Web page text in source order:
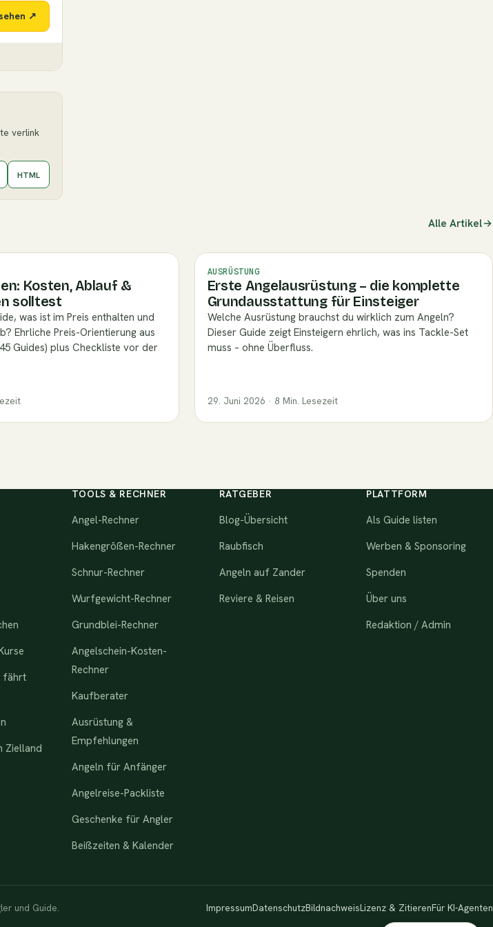
↗
verlink
angelguide.de/blog/angeln-im-gewitter-sicherheit)
HTML
Alle Artikel
Kosten, Ablauf &
solltest
was ist im Preis enthalten und
Ehrliche Preis-Orientierung aus
Guides) plus Checkliste vor der
AUSRÜSTUNG
Erste Angelausrüstung – die komplette
Grundausstattung für Einsteiger
Welche Ausrüstung brauchst du wirklich zum Angeln?
Dieser Guide zeigt Einsteigern ehrlich, was ins Tackle-Set
muss – ohne Überfluss.
29. Juni 2026 · 8 Min. Lesezeit
fährt
Zielland
TOOLS & RECHNER
Angel-Rechner
Hakengrößen-Rechner
Schnur-Rechner
Wurfgewicht-Rechner
Grundblei-Rechner
Angelschein-Kosten-
Rechner
Kaufberater
Ausrüstung &
Empfehlungen
Angeln für Anfänger
Angelreise-Packliste
Geschenke für Angler
Beißzeiten & Kalender
RATGEBER
Blog-Übersicht
Raubfisch
Angeln auf Zander
Reviere & Reisen
PLATTFORM
Als Guide listen
Werben & Sponsoring
Spenden
Über uns
Redaktion / Admin
und Guide. ImpressumDatenschutzBildnachweisLizenz & ZitierenFür KI-Agenten